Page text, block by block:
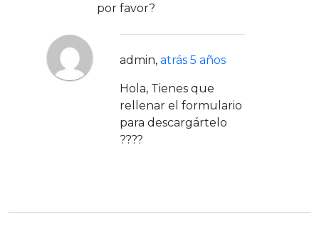
por favor?
admin, atrás 5 años
Hola, Tienes que
rellenar el formulario
para descargártelo
????